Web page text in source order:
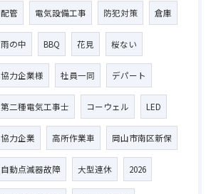
配管 電気設備工事 防犯対策 倉庫
雨の中 BBQ 花見 桜ない
協力企業様 社員一同 デパート
第二種電気工事士 コーウェル LED
協力企業 高所作業車 岡山市南区新保
自動点滅器故障 大型連休 2026
お問い合わせはこちら